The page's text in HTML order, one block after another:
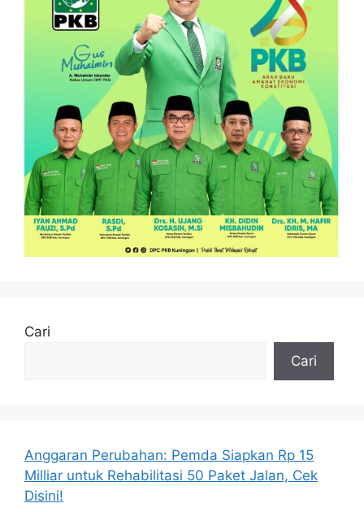
Cari
Cari
Anggaran Perubahan: Pemda Siapkan Rp 15
Milliar untuk Rehabilitasi 50 Paket Jalan, Cek
Disini!